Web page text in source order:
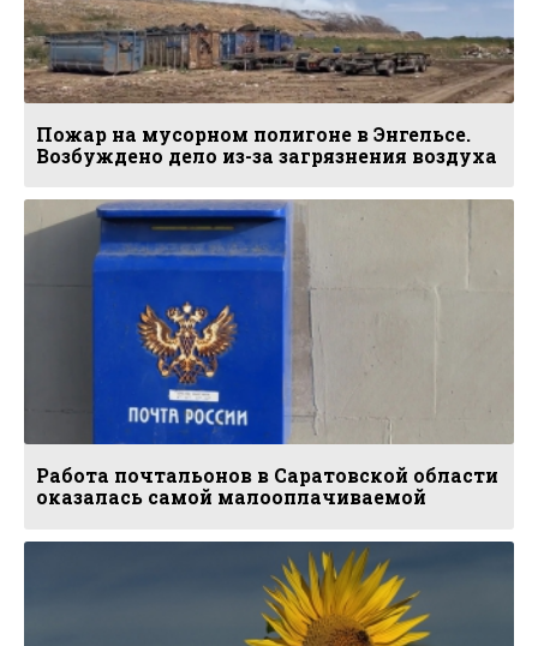
Пожар на мусорном полигоне в Энгельсе.
Возбуждено дело из-за загрязнения воздуха
Работа почтальонов в Саратовской области
оказалась самой малооплачиваемой